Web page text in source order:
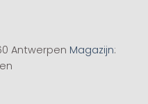
Antwerpen Magazijn: